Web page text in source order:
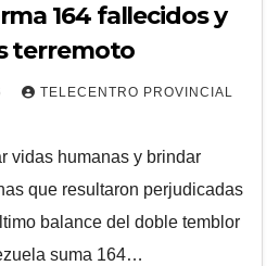
164 fallecidos y
terremoto
TELECENTRO PROVINCIAL
vidas humanas y brindar
que resultaron perjudicadas
balance del doble temblor
suma 164…